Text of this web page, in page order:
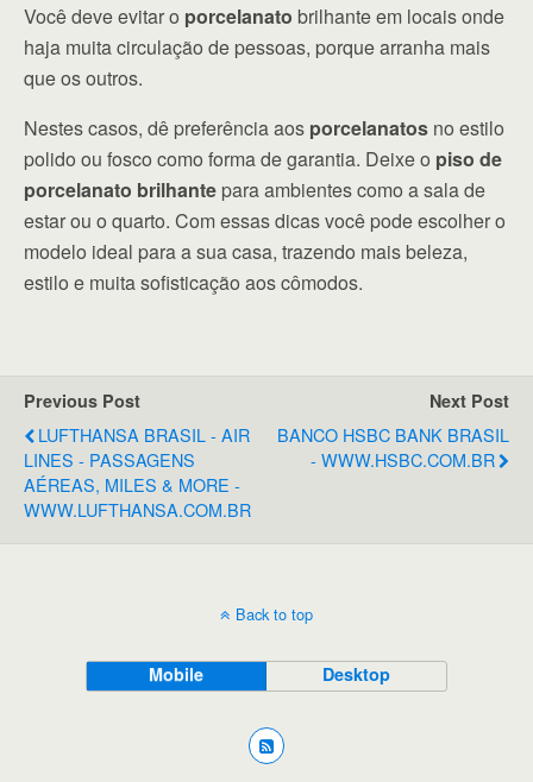
Você deve evitar o porcelanato brilhante em locais onde
haja muita circulação de pessoas, porque arranha mais
que os outros.
Nestes casos, dê preferência aos porcelanatos no estilo
polido ou fosco como forma de garantia. Deixe o piso de
porcelanato brilhante para ambientes como a sala de
estar ou o quarto. Com essas dicas você pode escolher o
modelo ideal para a sua casa, trazendo mais beleza,
estilo e muita sofisticação aos cômodos.
Previous Post
LUFTHANSA BRASIL - AIR
LINES - PASSAGENS
AÉREAS, MILES & MORE -
WWW.LUFTHANSA.COM.BR
Next Post
BANCO HSBC BANK BRASIL
- WWW.HSBC.COM.BR
Back to top
Mobile Desktop